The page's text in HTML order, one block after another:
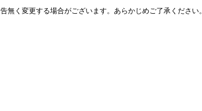
無く変更する場合がございます。あらかじめご了承ください。